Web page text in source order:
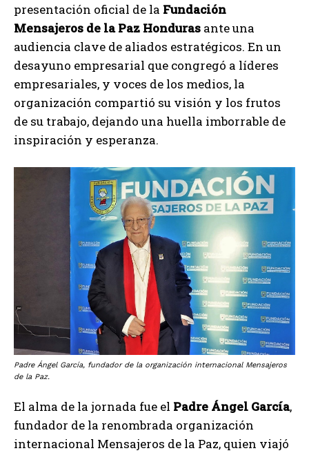
presentación oficial de la Fundación
Mensajeros de la Paz Honduras ante una
audiencia clave de aliados estratégicos. En un
desayuno empresarial que congregó a líderes
empresariales, y voces de los medios, la
organización compartió su visión y los frutos
de su trabajo, dejando una huella imborrable de
inspiración y esperanza.
Padre Ángel García, fundador de la organización internacional Mensajeros
de la Paz.
El alma de la jornada fue el Padre Ángel García,
fundador de la renombrada organización
internacional Mensajeros de la Paz, quien viajó